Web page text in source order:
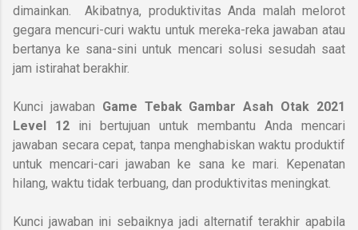
dimainkan. Akibatnya, produktivitas Anda malah melorot
gegara mencuri-curi waktu untuk mereka-reka jawaban atau
bertanya ke sana-sini untuk mencari solusi sesudah saat
jam istirahat berakhir.
Kunci jawaban Game Tebak Gambar Asah Otak 2021
Level 12 ini bertujuan untuk membantu Anda mencari
jawaban secara cepat, tanpa menghabiskan waktu produktif
untuk mencari-cari jawaban ke sana ke mari. Kepenatan
hilang, waktu tidak terbuang, dan produktivitas meningkat.
Kunci jawaban ini sebaiknya jadi alternatif terakhir apabila